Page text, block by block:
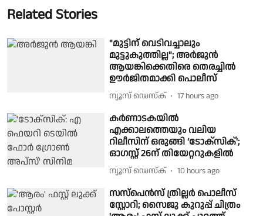
Related Stories
"മുട്ടിന് വെടിവച്ചാലും
മുട്ടുകുത്തില്ല"; അർജുൻ
ആയങ്കിക്കെതിരെ തെരച്ചിൽ
ഊർജിതമാക്കി പൊലീസ്
ന്യൂസ് ഡെസ്ക് 17 hours ago
കർണാടകയിൽ
എക്കാലത്തെയും വലിയ
റിലീസിന് ഒരുങ്ങി ‘ടോക്സിക്';
ഓഗസ്റ്റ് 26ന് തിയേറ്ററുകളിൽ
ന്യൂസ് ഡെസ്ക് 10 hours ago
സസ്‌പെൻസ് ത്രില്ലർ പൊലീസ്
സ്റ്റോറി; സൈജു കുറുപ്പ് ചിത്രം